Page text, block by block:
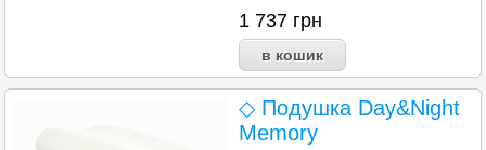
1 737 грн
◇ Подушка Day&Night
Memory